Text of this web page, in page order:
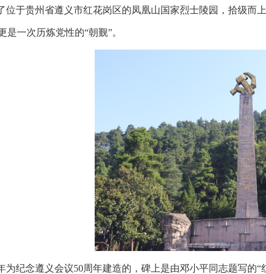
位于贵州省遵义市红花岗区的凤凰山国家烈士陵园，拾级
是一次历炼党性的“朝觐”。
为纪念遵义会议50周年建造的，碑上是由邓小平同志题写的